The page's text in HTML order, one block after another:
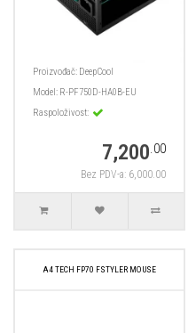
Proizvođač: DeepCool
Model: R-PF750D-HA0B-EU
Raspoloživost:
7,200.00
Bez PDV-a: 6,000.00
A4 TECH FP70 FSTYLER MOUSE